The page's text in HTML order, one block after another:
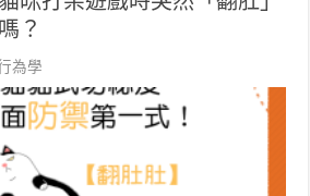
？
為學